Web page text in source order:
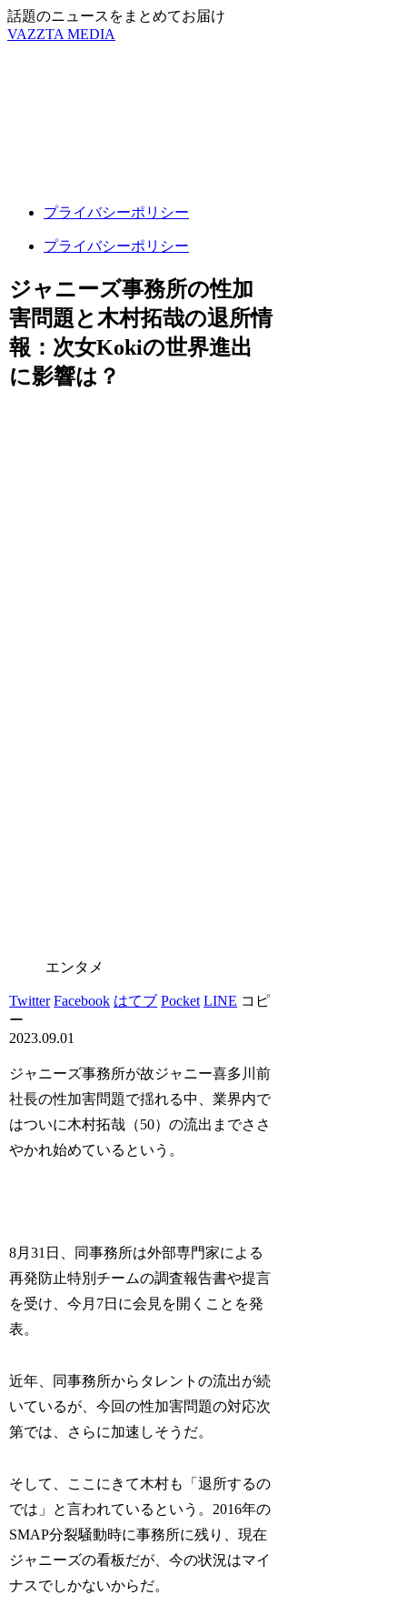
話題のニュースをまとめてお届け
VAZZTA MEDIA
プライバシーポリシー
プライバシーポリシー
ジャニーズ事務所の性加
害問題と木村拓哉の退所情
報：次女Kokiの世界進出
に影響は？
エンタメ
Twitter Facebook はてブ Pocket LINE コピ
ー
2023.09.01
ジャニーズ事務所が故ジャニー喜多川前
社長の性加害問題で揺れる中、業界内で
はついに木村拓哉（50）の流出までささ
やかれ始めているという。
8月31日、同事務所は外部専門家による
再発防止特別チームの調査報告書や提言
を受け、今月7日に会見を開くことを発
表。
近年、同事務所からタレントの流出が続
いているが、今回の性加害問題の対応次
第では、さらに加速しそうだ。
そして、ここにきて木村も「退所するの
では」と言われているという。2016年の
SMAP分裂騒動時に事務所に残り、現在
ジャニーズの看板だが、今の状況はマイ
ナスでしかないからだ。